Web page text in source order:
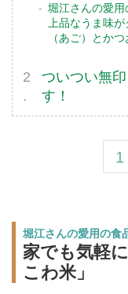
堀江さんの愛用
上品なうま味
（あご）とかつ
ついつい無
す！
1
堀江さんの愛用の食
家でも気軽
こわ米」